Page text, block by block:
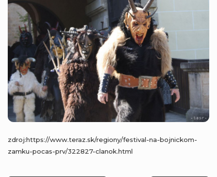
zdroj:https://www.teraz.sk/regiony/festival-na-bojnickom-
zamku-pocas-prv/322827-clanok.html